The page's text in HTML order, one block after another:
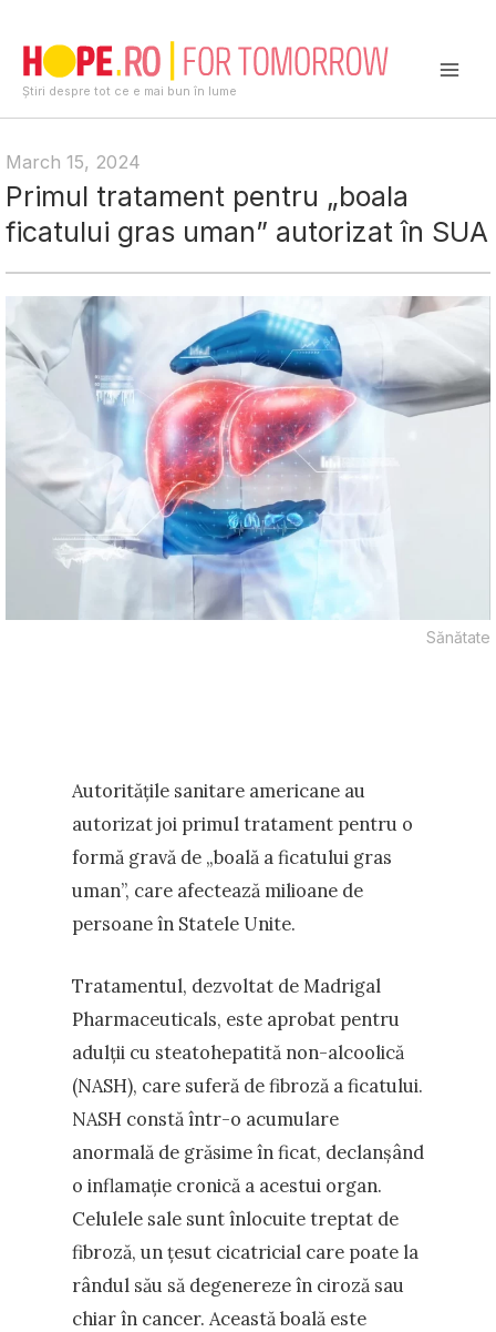
content
Știri despre tot ce e mai bun în lume
March 15, 2024
Primul tratament pentru „boala
ficatului gras uman” autorizat în SUA
Sănătate
Autoritățile sanitare americane au
autorizat joi primul tratament pentru o
formă gravă de „boală a ficatului gras
uman”, care afectează milioane de
persoane în Statele Unite.
Tratamentul, dezvoltat de Madrigal
Pharmaceuticals, este aprobat pentru
adulții cu steatohepatită non-alcoolică
(NASH), care suferă de fibroză a ficatului.
NASH constă într-o acumulare
anormală de grăsime în ficat, declanșând
o inflamație cronică a acestui organ.
Celulele sale sunt înlocuite treptat de
fibroză, un țesut cicatricial care poate la
rândul său să degenereze în ciroză sau
chiar în cancer. Această boală este